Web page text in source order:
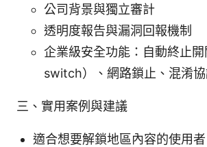
公司背景與獨立審計
透明度報告與漏洞回報機制
企業級安全功能：自動終止
switch）、網路鎖止、混淆
三、實用案例與建議
適合想要解鎖地區內容的使用